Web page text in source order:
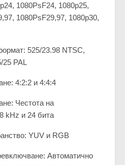
1080PsF24, 1080p25,
1080PsF29,97, 1080p30,
525/23.98 NTSC,
25 PAL
4:2:2 и 4:4:4
Честота на
kHz и 24 бита
YUV и RGB
Автоматично